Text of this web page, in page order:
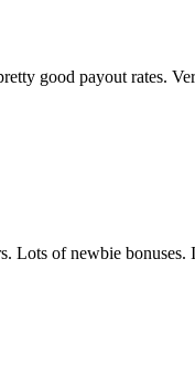
good payout rates.
Lots of newbie